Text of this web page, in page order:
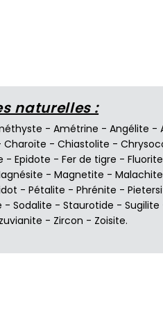
naturelles :
- Amétrine - Angélite -
Charoïte - Chiastolite -
- Epidote - Fer de tigre - Fluorite
- Magnetite - Malachite
- Pétalite - Phrénite -
- Sodalite - Staurotide - Sugilite
- Zircon - Zoisite.